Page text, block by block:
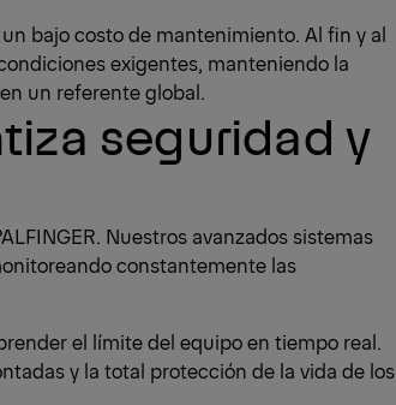
bajo costo de mantenimiento. Al fin y al
exigentes, manteniendo la
un referente global.
seguridad y
Nuestros avanzados sistemas
constantemente las
el límite del equipo en tiempo real.
y la total protección de la vida de los